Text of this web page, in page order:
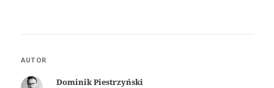
AUTOR
Dominik Piestrzyński